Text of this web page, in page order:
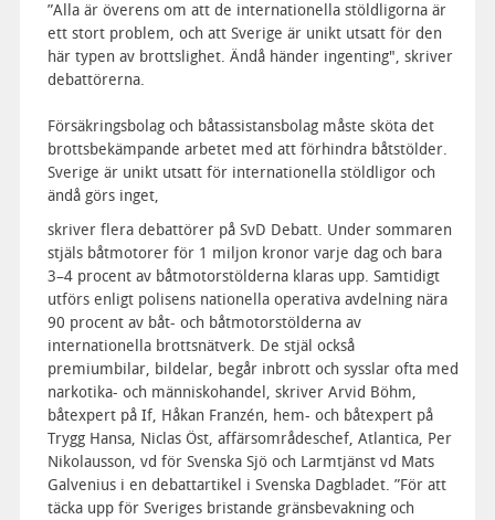
”Alla är överens om att de internationella stöldligorna är
ett stort problem, och att Sverige är unikt utsatt för den
här typen av brottslighet. Ändå händer ingenting", skriver
debattörerna.
Försäkrings­bolag och båtassistans­bolag måste sköta det
brotts­bekämpande arbetet med att förhindra båtstölder.
Sverige är unikt utsatt för internationella stöldligor och
ändå görs inget,
skriver flera debattörer på SvD Debatt. Under sommaren
stjäls båtmotorer för 1 miljon kronor varje dag och bara
3–4 procent av båtmotor­stölderna klaras upp. Samtidigt
utförs enligt polisens nationella operativa avdelning nära
90 procent av båt- och båtmotorstölderna av
internationella brottsnätverk. De stjäl också
premiumbilar, bildelar, begår inbrott och sysslar ofta med
narkotika- och människohandel, skriver Arvid Böhm,
båtexpert på If, Håkan Franzén, hem- och båtexpert på
Trygg Hansa, Niclas Öst, affärsområdeschef, Atlantica, Per
Nikolausson, vd för Svenska Sjö och Larmtjänst vd Mats
Galvenius i en debattartikel i Svenska Dagbladet. ”För att
täcka upp för Sveriges bristande gränsbevakning och